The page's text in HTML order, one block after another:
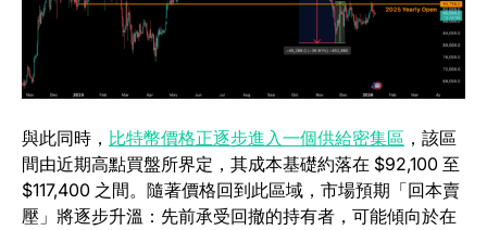
與此同時， 比特幣價格正逐步進入一個供給密集區 (opens
，該區
間由近期高點買盤所界定，其成本基礎約落在 $92,100 至
$117,400 之間。隨著價格回到此區域，市場預期「回本賣
壓」將逐步升溫：先前承受回撤的持有者，可能傾向於在